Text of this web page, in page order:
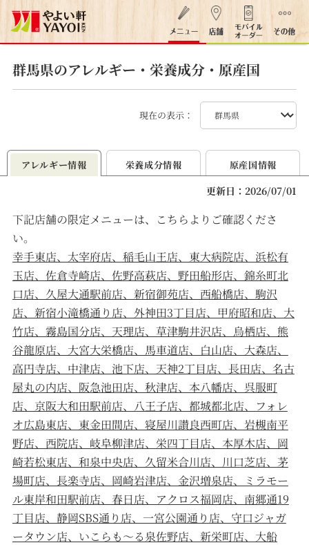
群馬県のアレルギー・栄養成分・原産国
現在の表示：
アレルギー情報 栄養成分情報 原産国情報
更新日：2026/07/01
下記店舗の限定メニューは、こちらよりご確認くださ
い。
幸手東店、太宰府店、稲毛山王店、東大病院店、浜松有
玉店、佐倉寺崎店、佐野高萩店、野田船形店、錦糸町北
口店、久屋大通駅前店、新宿御苑店、西船橋店、駒沢
店、新宿小滝橋通り店、外神田3丁目店、甲府昭和店、大
竹店、霧島国分店、天理店、草津駒井沢店、烏栖店、熊
谷龍原店、大宮大栄橋店、馬車道店、白山店、大森店、
高円寺店、中津店、池下店、天神2丁目店、長田店、名古
屋丸の内店、阪急池田店、秋津店、本八幡店、呉服町
店、京阪大和田駅前店、八王子店、都城都北店、フォレ
オ広島東店、東金田間店、寝屋川讃良⻄町店、岩槻南平
野店、西院店、岐阜柳津店、栄四丁目店、本厚木店、岡
崎若松東店、和泉中央店、久留米合川店、川口芝店、茅
場町店、長楽寺店、岡崎岩津店、金沢増泉店、ミラモー
ル東岸和田駅前店、春日店、アクロス福岡店、南郷通19
丁目店、静岡SBS通り店、一宮公園通り店、守口ジャガ
ータウン店、いこらも～る泉佐野店、新栄町店、大船